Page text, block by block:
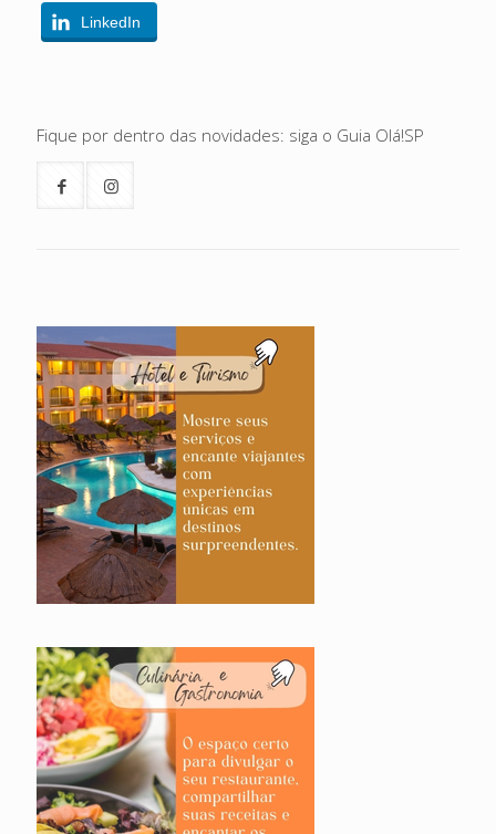
LinkedIn
Fique por dentro das novidades: siga o Guia Olá!SP